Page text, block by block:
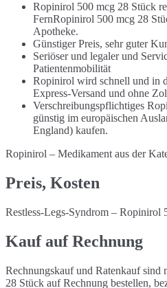
Ropinirol 500 mcg 28 Stück
FernRopinirol 500 mcg 28
Apotheke.
Günstiger Preis, sehr guter
Seriöser und legaler und
Patientenmobilität
Ropinirol wird schnell und in
Express-Versand und ohne
Verschreibungspflichtiges
günstig im europäischen
England) kaufen.
Ropinirol – Medikament aus der
Preis, Kosten
Restless-Legs-Syndrom – Ropinirol
Kauf auf Rechnung
Rechnungskauf und Ratenkauf
28 Stück auf Rechnung bestellen,